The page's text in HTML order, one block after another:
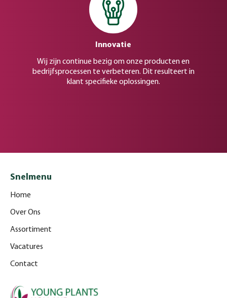
Innovatie
Wij zijn continue bezig om onze producten en
bedrijfsprocessen te verbeteren. Dit resulteert in
klant specifieke oplossingen.
Snelmenu
Home
Over Ons
Assortiment
Vacatures
Contact